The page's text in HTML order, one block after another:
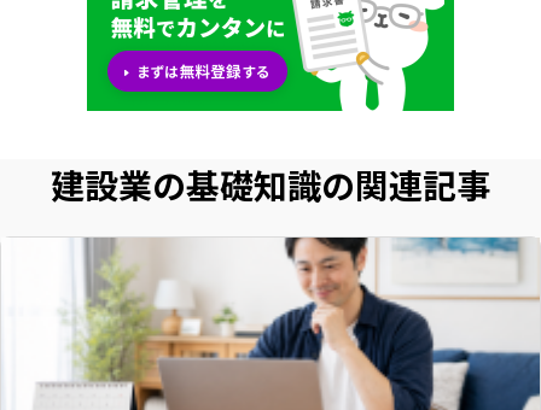
建設業の基礎知識の関連記事
いますぐ無料登録